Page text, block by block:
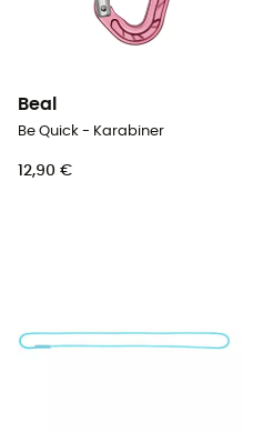
Beal
Be Quick - Karabiner
12,90 €